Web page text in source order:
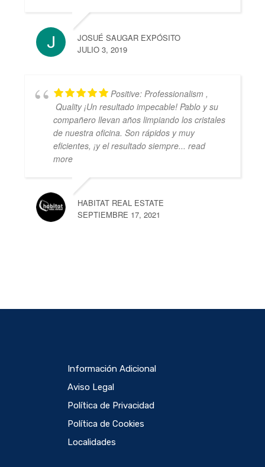
JOSUÉ SAUGAR EXPÓSITO
JULIO 3, 2019
Positive: Professionalism ,
Quality ¡Un resultado impecable! Pablo y su
compañero llevan años limpiando los cristales
de nuestra oficina. Son rápidos y muy
eficientes, ¡y el resultado siempre... read
more
HABITAT REAL ESTATE
SEPTIEMBRE 17, 2021
Información Adicional
Aviso Legal
Política de Privacidad
Política de Cookies
Localidades